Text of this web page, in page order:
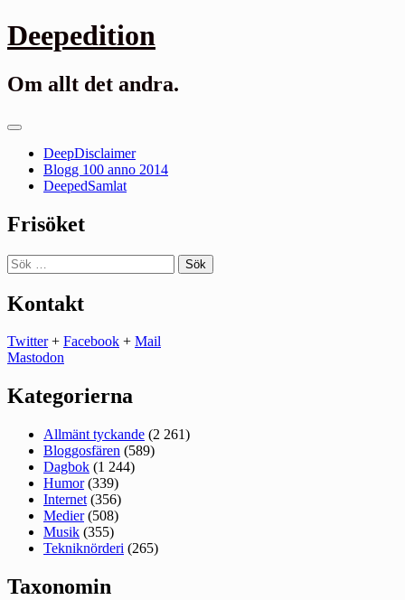
Gå
till
Deepedition
Om allt det andra.
Primär
DeepDisclaimer
Blogg 100 anno 2014
DeepedSamlat
Frisöket
Sök
efter:
Kontakt
Twitter+ Facebook + Mail
Mastodon
Kategorierna
Allmänt tyckande (2 261)
Bloggosfären (589)
Dagbok (1 244)
Humor(339)
Internet (356)
Medier(508)
Musik (355)
Tekniknörderi (265)
Taxonomin